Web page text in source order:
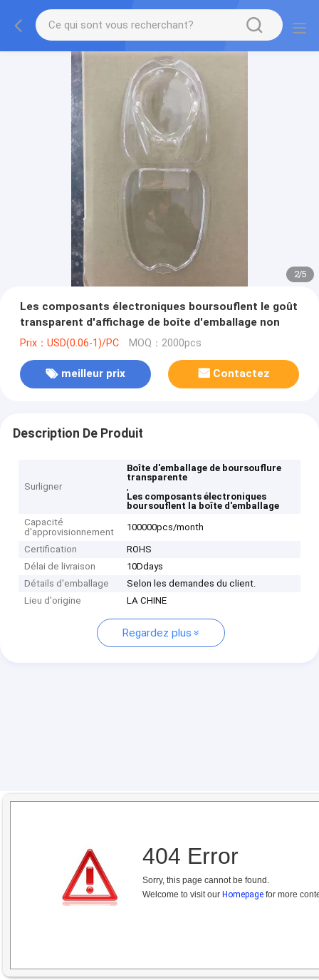
2/5
Les composants électroniques boursouflent le goût
transparent d'affichage de boîte d'emballage non
Prix：USD(0.06-1)/PC MOQ：2000pcs
meilleur prix Contactez
Description De Produit
Surligner
Boîte d'emballage de boursouflure
transparente
,
Les composants électroniques
boursouflent la boîte d'emballage
Capacité
d'approvisionnement
100000pcs/month
Certification
ROHS
Délai de livraison
10Ddays
Détails d'emballage
Selon les demandes du client.
Lieu d'origine
LA CHINE
Regardez plus
404 Error
Sorry, this page cannot be found.
Welcome to visit our Homepage for more